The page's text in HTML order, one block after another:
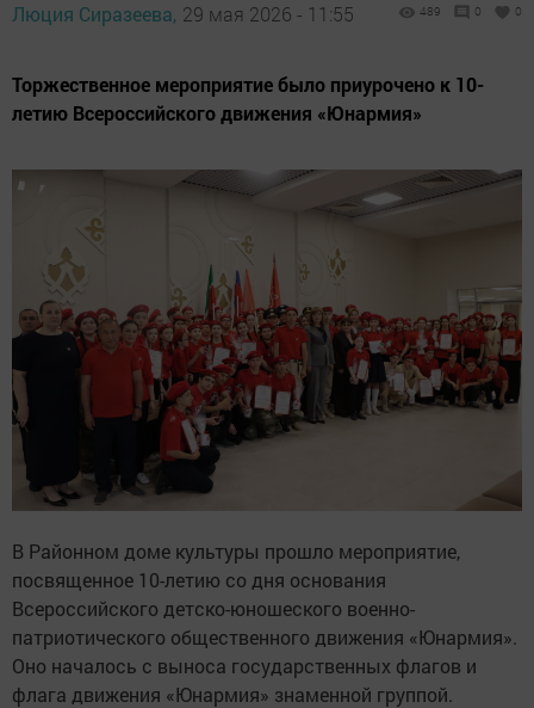
Люция Сиразеева, 29 мая 2026 - 11:55 489 0 0
Торжественное мероприятие было приурочено к 10-
летию Всероссийского движения «Юнармия»
В Районном доме культуры прошло мероприятие,
посвященное 10-летию со дня основания
Всероссийского детско-юношеского военно-
патриотического общественного движения «Юнармия».
Оно началось с выноса государственных флагов и
флага движения «Юнармия» знаменной группой.